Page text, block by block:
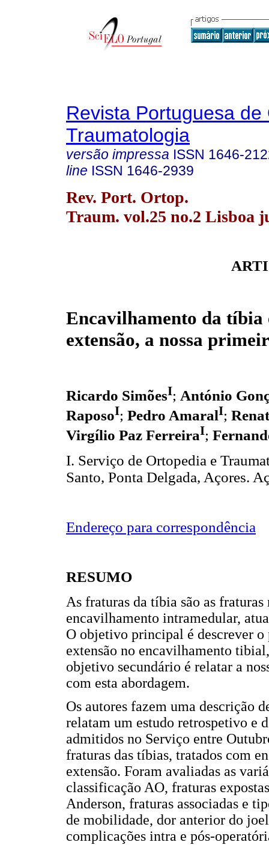
Revista Portuguesa de
Traumatologia
versão impressa ISSN 1646-
line ISSN 1646-2939
Rev. Port. Ortop.
Traum. vol.25 no.2 Lisboa
Encavilhamento da tíbia
extensão, a nossa
Ricardo SimõesI; António
RaposoI; Pedro AmaralI;
Virgílio Paz FerreiraI;
I. Serviço de Ortopedia e
Santo, Ponta Delgada, Açores.
Endereço para correspondência
RESUMO
As fraturas da tíbia são as fraturas
encavilhamento intramedular,
O objetivo principal é descrever o
extensão no encavilhamento
objetivo secundário é relatar a
com esta abordagem.
Os autores fazem uma descrição
relatam um estudo retrospetivo e
admitidos no Serviço entre
fraturas das tíbias, tratados com
extensão. Foram avaliadas as
classificação AO, fraturas
Anderson, fraturas associadas e
de mobilidade, dor anterior do
complicações intra e pós-